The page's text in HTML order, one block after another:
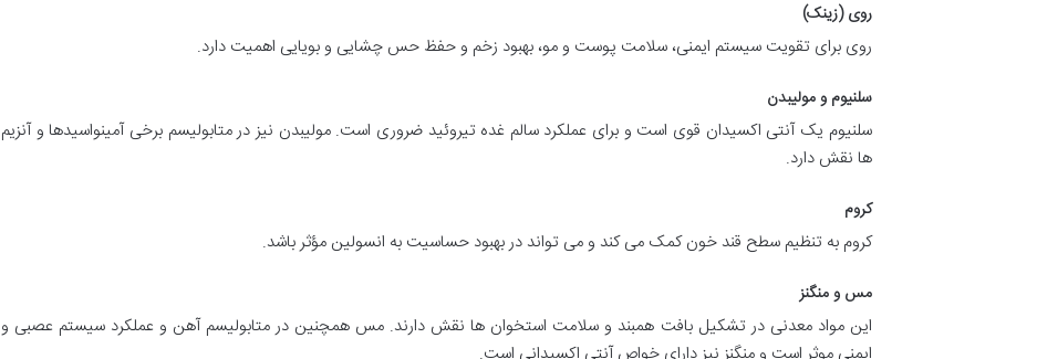
روی (زینک)
روی برای تقویت سیستم ایمنی، سلامت پوست و مو، بهبود زخم و حفظ حس چشایی و بویایی اهمیت دارد.
سلنیوم و مولیبدن
سلنیوم یک آنتی اکسیدان قوی است و برای عملکرد سالم غده تیروئید ضروری است. مولیبدن نیز در متابولیسم برخی آمینواسیدها و آنزیم
ها نقش دارد.
کروم
کروم به تنظیم سطح قند خون کمک می کند و می تواند در بهبود حساسیت به انسولین مؤثر باشد.
مس و منگنز
این مواد معدنی در تشکیل بافت همبند و سلامت استخوان ها نقش دارند. مس همچنین در متابولیسم آهن و عملکرد سیستم عصبی و